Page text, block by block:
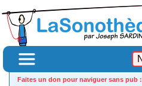
Faites un don pour naviguer sans pub :